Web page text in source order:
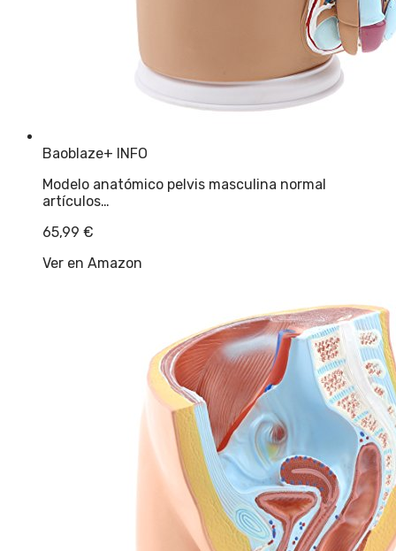
Baoblaze+ INFO
Modelo anatómico pelvis masculina normal
artículos…
65,99 €
Ver en Amazon